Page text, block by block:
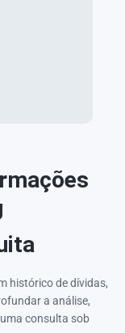
histórico de dívidas,
a análise,
consulta sob